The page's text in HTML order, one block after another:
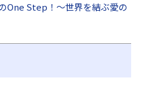
One Step！～世界を結ぶ愛の